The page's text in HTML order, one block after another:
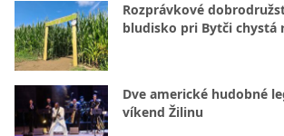
Rozprávkové
bludisko pri Bytči chystá
Dve americké hudobné
víkend Žilinu